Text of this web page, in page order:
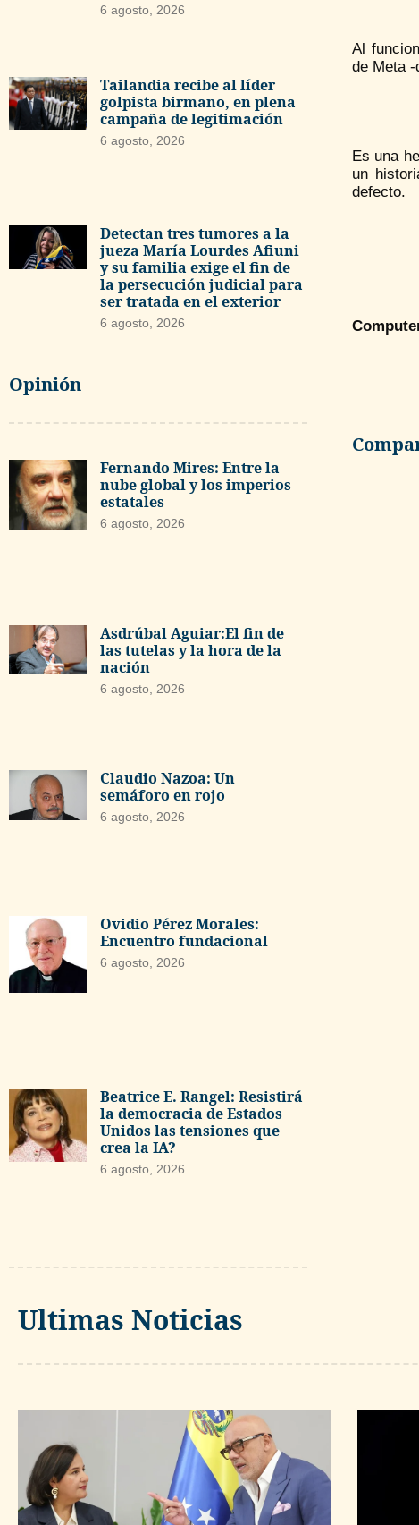
6 agosto, 2026
Tailandia recibe al líder
golpista birmano, en plena
campaña de legitimación
6 agosto, 2026
Detectan tres tumores a la
jueza María Lourdes Afiuni
y su familia exige el fin de
la persecución judicial para
ser tratada en el exterior
6 agosto, 2026
Opinión
Fernando Mires: Entre la
nube global y los imperios
estatales
6 agosto, 2026
Asdrúbal Aguiar:El fin de
las tutelas y la hora de la
nación
6 agosto, 2026
Claudio Nazoa: Un
semáforo en rojo
6 agosto, 2026
Ovidio Pérez Morales:
Encuentro fundacional
6 agosto, 2026
Beatrice E. Rangel: Resistirá
la democracia de Estados
Unidos las tensiones que
crea la IA?
6 agosto, 2026
Al
de Meta
Es una
un
defecto.
Ultimas Noticias